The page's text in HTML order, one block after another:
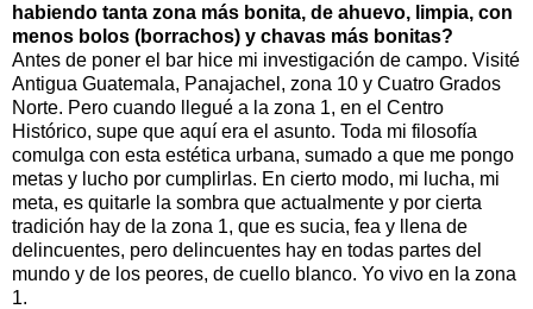
habiendo tanta zona más bonita, de ahuevo, limpia, con
menos bolos (borrachos) y chavas más bonitas?
Antes de poner el bar hice mi investigación de campo. Visité
Antigua Guatemala, Panajachel, zona 10 y Cuatro Grados
Norte. Pero cuando llegué a la zona 1, en el Centro
Histórico, supe que aquí era el asunto. Toda mi filosofía
comulga con esta estética urbana, sumado a que me pongo
metas y lucho por cumplirlas. En cierto modo, mi lucha, mi
meta, es quitarle la sombra que actualmente y por cierta
tradición hay de la zona 1, que es sucia, fea y llena de
delincuentes, pero delincuentes hay en todas partes del
mundo y de los peores, de cuello blanco. Yo vivo en la zona
1.